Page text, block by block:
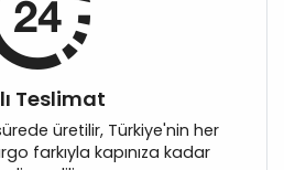
Teslimat
üretilir, Türkiye'nin her
farkıyla kapınıza kadar